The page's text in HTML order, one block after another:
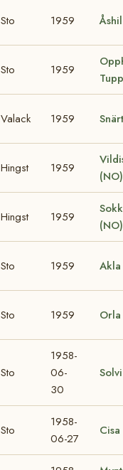
Sto 1959
Sto 1959
Valack 1959
Hingst 1959
(NO)
Hingst 1959
(NO)
Sto 1959 Akla
Sto 1959
Sto
1958-
06-
30
Sto
1958-
06-27
Cisa